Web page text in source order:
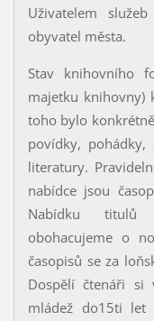
Uživatelem
obyvatel města.
Stav knihovního
majetku knihovny)
toho bylo
povídky, pohádky,
literatury.
nabídce jsou
Nabídku titulů
obohacujeme o
časopisů se za
Dospělí čtenáři
mládež do15ti